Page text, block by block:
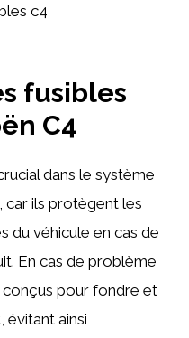
c4
fusibles
C4
dans le système
car ils protègent les
du véhicule en cas de
En cas de problème
pour fondre et
évitant ainsi